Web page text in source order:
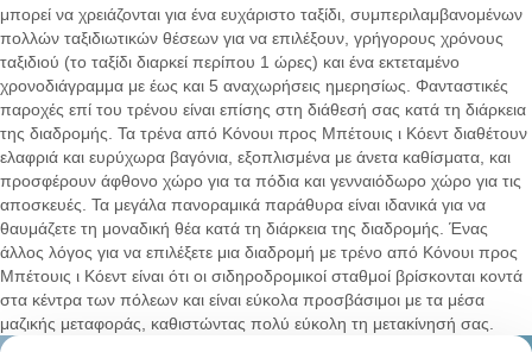
μπορεί να χρειάζονται για ένα ευχάριστο ταξίδι, συμπεριλαμβανομένων
πολλών ταξιδιωτικών θέσεων για να επιλέξουν, γρήγορους χρόνους
ταξιδιού (το ταξίδι διαρκεί περίπου 1 ώρες) και ένα εκτεταμένο
χρονοδιάγραμμα με έως και 5 αναχωρήσεις ημερησίως. Φανταστικές
παροχές επί του τρένου είναι επίσης στη διάθεσή σας κατά τη διάρκεια
της διαδρομής. Τα τρένα από Κόνουι προς Μπέτουις ι Κόεντ διαθέτουν
ελαφριά και ευρύχωρα βαγόνια, εξοπλισμένα με άνετα καθίσματα, και
προσφέρουν άφθονο χώρο για τα πόδια και γενναιόδωρο χώρο για τις
αποσκευές. Τα μεγάλα πανοραμικά παράθυρα είναι ιδανικά για να
θαυμάζετε τη μοναδική θέα κατά τη διάρκεια της διαδρομής. Ένας
άλλος λόγος για να επιλέξετε μια διαδρομή με τρένο από Κόνουι προς
Μπέτουις ι Κόεντ είναι ότι οι σιδηροδρομικοί σταθμοί βρίσκονται κοντά
στα κέντρα των πόλεων και είναι εύκολα προσβάσιμοι με τα μέσα
μαζικής μεταφοράς, καθιστώντας πολύ εύκολη τη μετακίνησή σας.